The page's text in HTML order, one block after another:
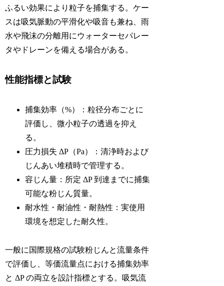
ふるい効果により粒子を捕集する。ケー
スは吸気脈動の平滑化や吸音も兼ね、雨
水や飛沫の分離用にウォーターセパレー
タやドレーンを備える場合がある。
性能指標と試験
捕集効率（%）：粒径分布ごとに
評価し、微小粒子の透過を抑え
る。
圧力損失 ΔP（Pa）：清浄時および
じんあい堆積時で管理する。
容じん量：所定 ΔP 到達までに捕集
可能な粉じん質量。
耐水性・耐油性・耐熱性：実使用
環境を想定した耐久性。
一般に国際規格の試験粉じんと流量条件
で評価し、等価流量点における捕集効率
と ΔP の両立を設計指標とする。吸気流